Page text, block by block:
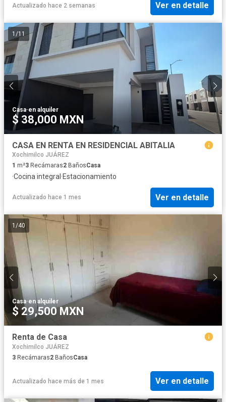
Actualizado hace 2 semanas Ver en detalle
1 /11
Casa·en alquiler
$ 38,000 MXN
CASA EN RENTA EN RESIDENCIAL ABITALIA
Xochimilco JUÁREZ
1 m²3 Recámaras2 BañosCasa
·Cocina integral ·Estacionamiento
Actualizado hace 1 mes Ver en detalle
1 /40
Casa·en alquiler
$ 29,500 MXN
Renta de Casa
Xochimilco JUÁREZ
3 Recámaras2 BañosCasa
Actualizado hace más de 1 mes Ver en detalle